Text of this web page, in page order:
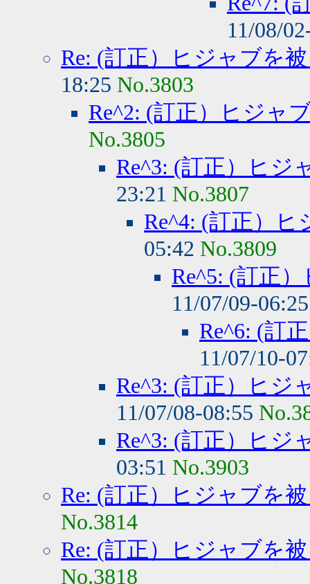
11/08/
Re: (訂正）ヒジャブを
18:25 No.3803
Re^2: (訂正）ヒジャ
No.3805
Re^3: (訂正）ヒジ
23:21 No.3807
Re^4: (訂正）
05:42 No.3809
Re^5: (訂正
11/07/09-
Re^6: (訂
11/07/10-
Re^3: (訂正）ヒジ
11/07/08-08:55
Re^3: (訂正）ヒジ
03:51 No.3903
Re: (訂正）ヒジャブを
No.3814
Re: (訂正）ヒジャブを
No.3818